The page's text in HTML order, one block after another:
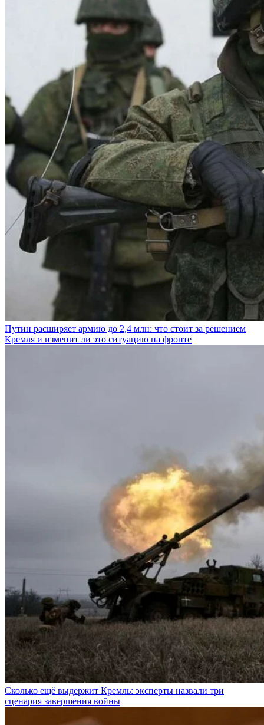
Путин расширяет армию до 2,4 млн: что стоит за решением
Кремля и изменит ли это ситуацию на фронте
Сколько ещё выдержит Кремль: эксперты назвали три
сценария завершения войны